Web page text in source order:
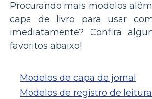
Procurando mais modelos
capa de livro para usar
imediatamente? Confira
favoritos abaixo!
Modelos de capa de jornal
Modelos de registro de leitura